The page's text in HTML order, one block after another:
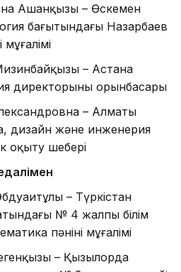
Ашанқызы – Өскемен
бағытындағы Назарбаев
мұғалімі
– Астана
директорының орынбасары
– Алматы
дизайн және инженерия
оқыту шебері
– Түркістан
№ 4 жалпы білім
пәнінің мұғалімі
– Қызылорда